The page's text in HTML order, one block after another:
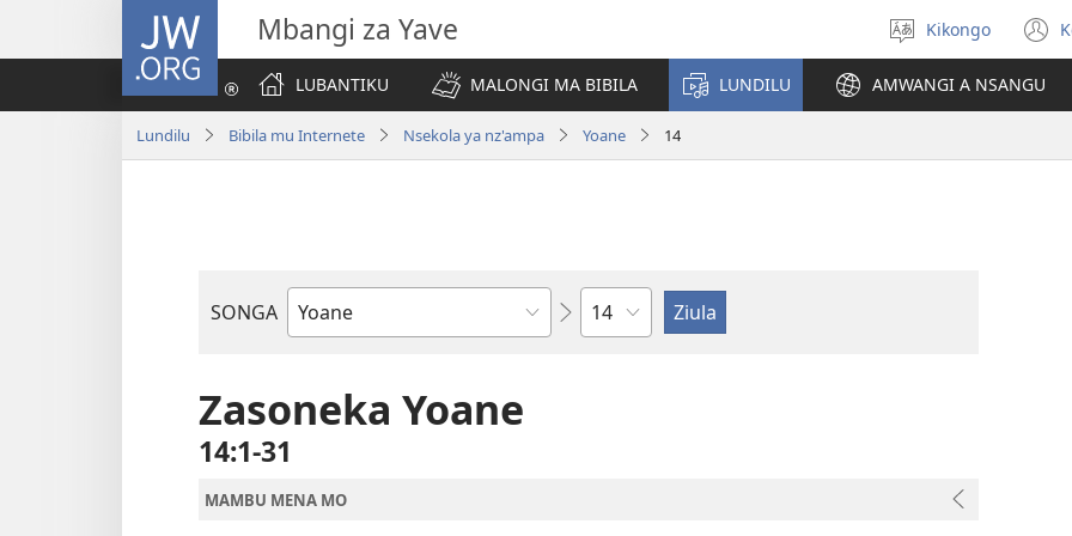
JW.ORG Mbangi za Yave
Sola
ndinga
Kikongo
LUBANTIKU
MALONGI MA BIBILA LUNDILU AMWANGI A NSANGU
Lundilu Bibila mu Internete Nsekola ya nz'ampa Yoane 14
SONGA
Bible
Kapu
Zasoneka Yoane
14:1-31
MAMBU MENA MO